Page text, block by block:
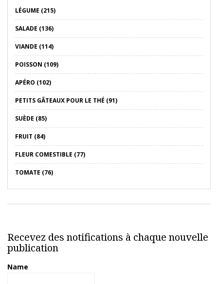
LÉGUME (215)
SALADE (136)
VIANDE (114)
POISSON (109)
APÉRO (102)
PETITS GÂTEAUX POUR LE THÉ (91)
SUÈDE (85)
FRUIT (84)
FLEUR COMESTIBLE (77)
TOMATE (76)
Recevez des notifications à chaque nouvelle
publication
Name